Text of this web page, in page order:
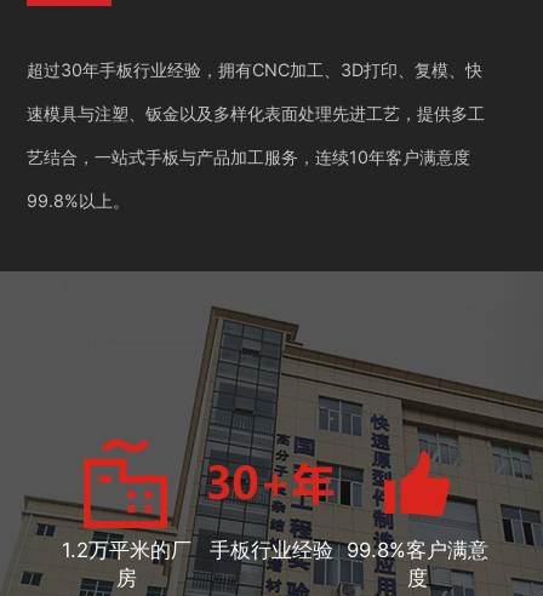
超过30年手板行业经验，拥有CNC加工、3D打印、复模、快
速模具与注塑、钣金以及多样化表面处理先进工艺，提供多工
艺结合，一站式手板与产品加工服务，连续10年客户满意度
99.8%以上。
1.2万平米的厂
房
手板行业经验 99.8%客户满意
度